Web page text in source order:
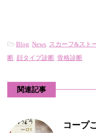
-Blog, News, スカーフ&スト
断, 顔タイプ診断, 骨格診断
関連記事
コープ